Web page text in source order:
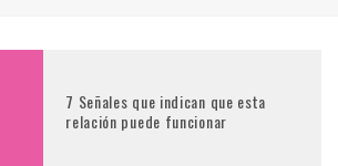
7 Señales que indican que esta
relación puede funcionar